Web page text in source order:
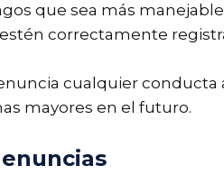
que sea más manejable
correctamente
cualquier conducta
mayores en el futuro.